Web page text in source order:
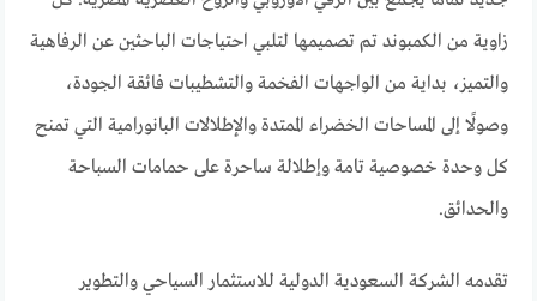
زاوية من الكمبوند تم تصميمها لتلبي احتياجات الباحثين عن الرفاهية
والتميز، بداية من الواجهات الفخمة والتشطيبات فائقة الجودة،
وصولًا إلى المساحات الخضراء الممتدة والإطلالات البانورامية التي تمنح
كل وحدة خصوصية تامة وإطلالة ساحرة على حمامات السباحة
والحدائق.
تقدمه الشركة السعودية الدولية للاستثمار السياحي والتطوير